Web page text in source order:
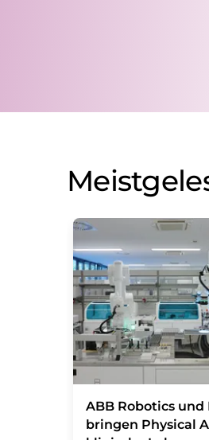
​​​​​​​ABB Robotics und
bringen Physical